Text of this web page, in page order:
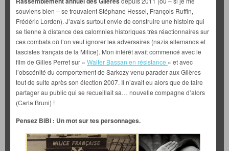
souviens bien – se trouvaient Stéphane Hessel, François Ruffin,
Frédéric Lordon). J’avais surtout envie de construire une histoire qui
se tienne à distance des calomnies historiques très réactionnaires sur
ces combats où l’on veut ignorer les adversaires (nazis allemands et
fascistes français de la Milice). Mon intérêt avait commencé avec le
film de Gilles Perret sur « Walter Bassan en résistance » et avec
l’obscénité du comportement de Sarkozy venu parader aux Glières
tout de suite après son élection 2007. Il n’avait eu alors que de faire
partager au public qui se recueillait sa… nouvelle compagne d’alors
(Carla Bruni) !
Pensez BiBi : Un mot sur tes personnages.